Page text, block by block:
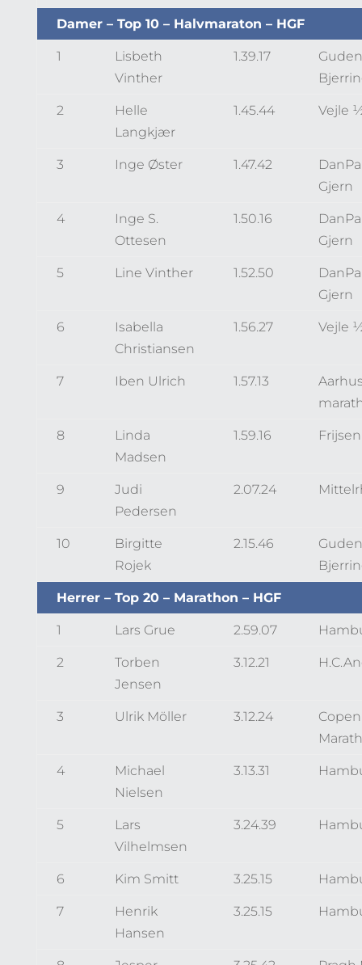
Damer – Top 10 – Halvmaraton – HGF
1
Lisbeth
Vinther
1.39.17
2
Helle
Langkjær
1.45.44 Vejle
3 Inge Øster 1.47.42
Gjern
4
Inge S.
Ottesen
1.50.16
Gjern
5 Line Vinther 1.52.50
Gjern
6
Isabella
Christiansen
1.56.27 Vejle
7 Iben Ulrich 1.57.13
8
Linda
Madsen
1.59.16
9
Judi
Pedersen
2.07.24
10
Birgitte
Rojek
2.15.46
Herrer – Top 20 – Marathon – HGF
1 Lars Grue 2.59.07
2
Torben
Jensen
3.12.21
3 Ulrik Möller 3.12.24
4
Michael
Nielsen
3.13.31
5
Lars
Vilhelmsen
3.24.39
6 Kim Smitt 3.25.15
7
Henrik
Hansen
3.25.15